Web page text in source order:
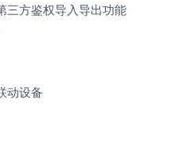
三方鉴权导入导出功能
动设备